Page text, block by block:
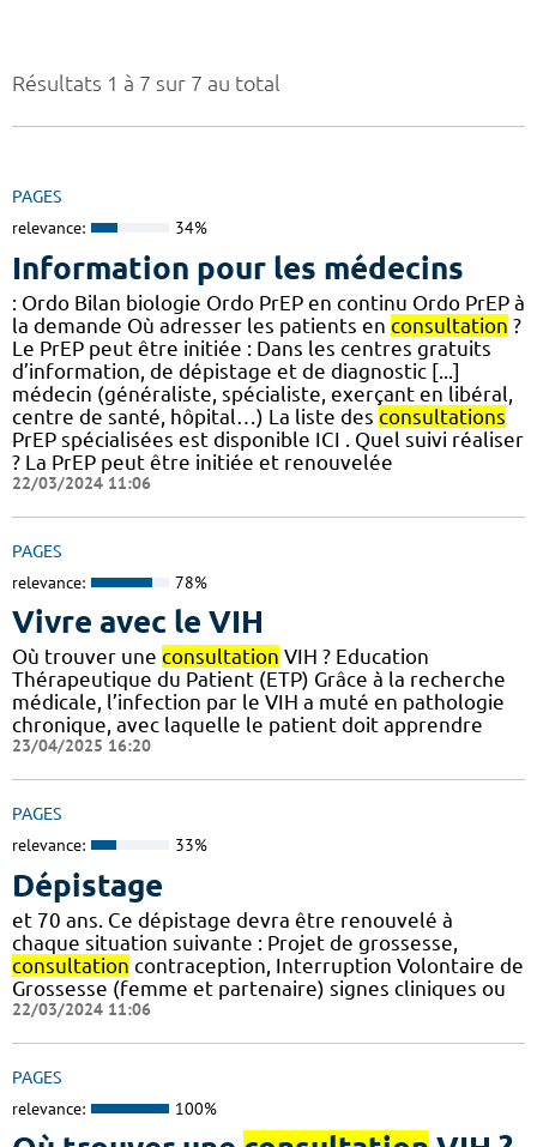
Résultats 1 à 7 sur 7 au total
PAGES
relevance: 34%
Information pour les médecins
: Ordo Bilan biologie Ordo PrEP en continu Ordo PrEP à
la demande Où adresser les patients en consultation ?
Le PrEP peut être initiée : Dans les centres gratuits
d’information, de dépistage et de diagnostic [...]
médecin (généraliste, spécialiste, exerçant en libéral,
centre de santé, hôpital…) La liste des consultations
PrEP spécialisées est disponible ICI . Quel suivi réaliser
? La PrEP peut être initiée et renouvelée
22/03/2024 11:06
PAGES
relevance: 78%
Vivre avec le VIH
Où trouver une consultation VIH ? Education
Thérapeutique du Patient (ETP) Grâce à la recherche
médicale, l’infection par le VIH a muté en pathologie
chronique, avec laquelle le patient doit apprendre
23/04/2025 16:20
PAGES
relevance: 33%
Dépistage
et 70 ans. Ce dépistage devra être renouvelé à
chaque situation suivante : Projet de grossesse,
consultation contraception, Interruption Volontaire de
Grossesse (femme et partenaire) signes cliniques ou
22/03/2024 11:06
PAGES
relevance: 100%